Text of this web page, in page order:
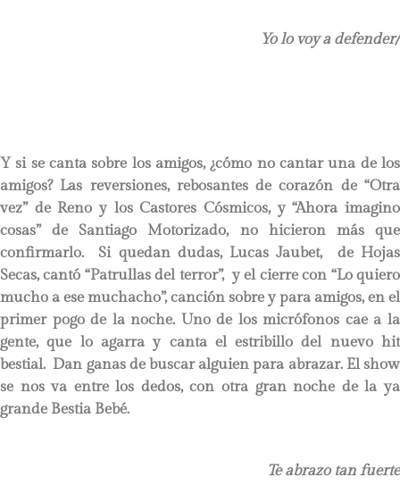
Yo lo voy a defender/
Y si se canta sobre los amigos, ¿cómo no cantar una de los
amigos? Las reversiones, rebosantes de corazón de “Otra
vez” de Reno y los Castores Cósmicos, y “Ahora imagino
cosas” de Santiago Motorizado, no hicieron más que
confirmarlo. Si quedan dudas, Lucas Jaubet, de Hojas
Secas, cantó “Patrullas del terror”, y el cierre con “Lo quiero
mucho a ese muchacho”, canción sobre y para amigos, en el
primer pogo de la noche. Uno de los micrófonos cae a la
gente, que lo agarra y canta el estribillo del nuevo hit
bestial. Dan ganas de buscar alguien para abrazar. El show
se nos va entre los dedos, con otra gran noche de la ya
grande Bestia Bebé.
Te abrazo tan fuerte